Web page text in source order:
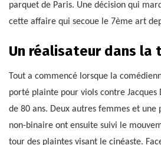
parquet de Paris. Une décision qui
cette affaire qui secoue le 7ème art
Un réalisateur dans la
Tout a commencé lorsque la
porté plainte pour viols contre Jacques
de 80 ans. Deux autres femmes et une
non-binaire ont ensuite suivi le
tour des plaintes visant le cinéaste.